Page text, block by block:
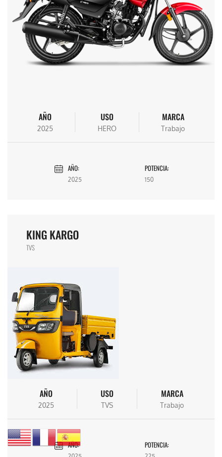
AÑO
2025
USO
HERO
MARCA
Trabajo
AÑO:
2025
POTENCIA:
150
KING KARGO
TVS
AÑO
2025
USO
TVS
MARCA
Trabajo
AÑO: POTENCIA: